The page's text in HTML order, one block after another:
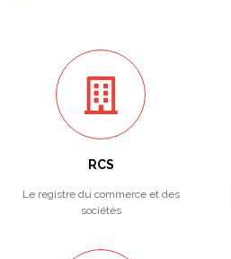
RCS
Le registre du commerce et des
sociétés